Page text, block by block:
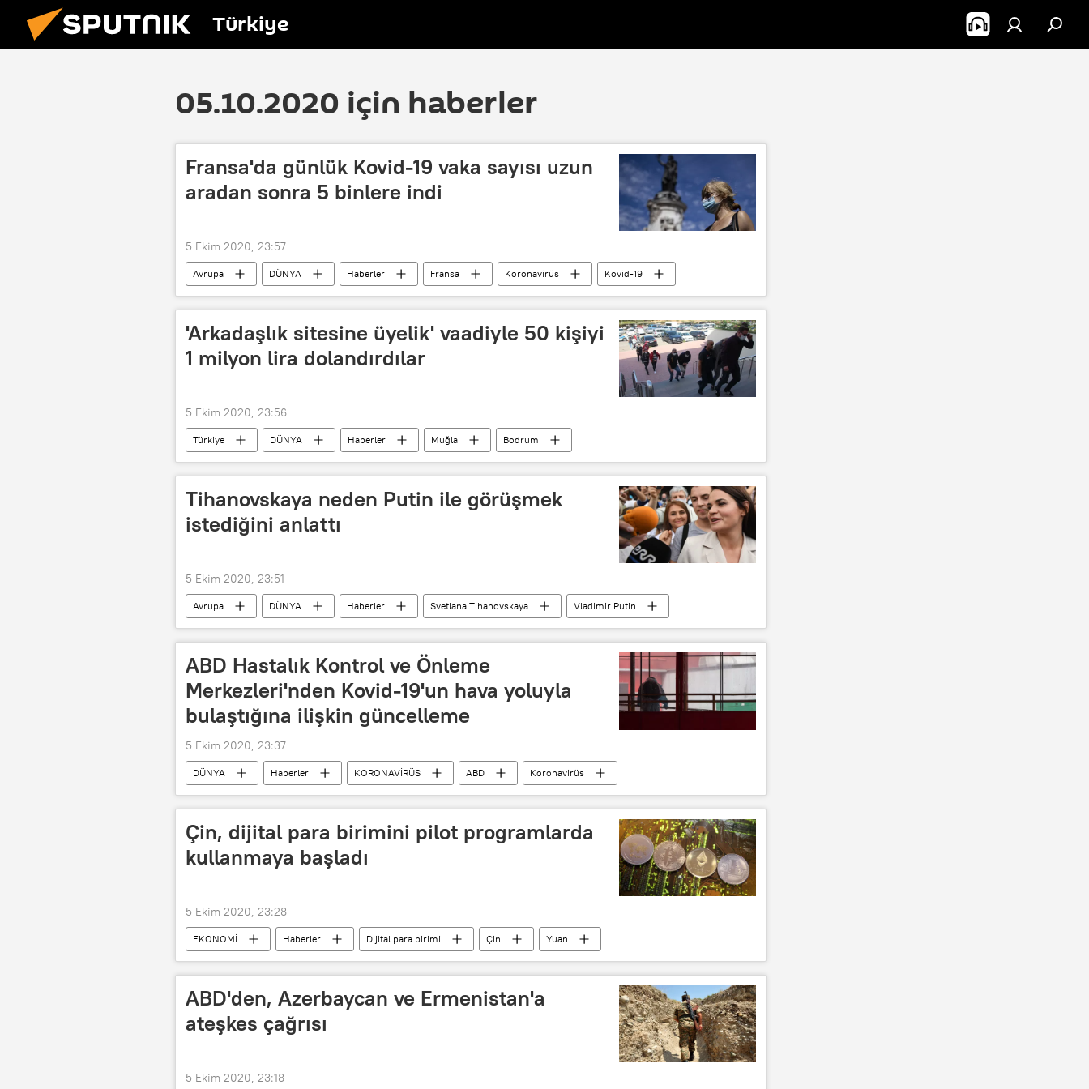
Türkiye
05.10.2020 için haberler
Fransa'da günlük Kovid-19 vaka sayısı uzun
aradan sonra 5 binlere indi
5 Ekim 2020, 23:57
Avrupa DÜNYA Haberler Fransa Koronavirüs
Kovid-19
vaka
Salgın
'Arkadaşlık sitesine üyelik' vaadiyle 50 kişiyi
1 milyon lira dolandırdılar
5 Ekim 2020, 23:56
Türkiye DÜNYA Haberler Muğla
Bodrum
arkadaşlık sitesi
Tihanovskaya neden Putin ile görüşmek
istediğini anlattı
5 Ekim 2020, 23:51
Avrupa DÜNYA Haberler Svetlana Tihanovskaya
Vladimir Putin
Aleksandr Lukaşenko
Belarus
ABD Hastalık Kontrol ve Önleme
Merkezleri'nden Kovid-19'un hava yoluyla
bulaştığına ilişkin güncelleme
5 Ekim 2020, 23:37
DÜNYA Haberler KORONAVİRÜS ABD
Koronavirüs
ABD Hastalık Kontrol ve Önleme Merkezi
Kovid-19 Kılavuz Güncelleme
Çin, dijital para birimini pilot programlarda
kullanmaya başladı
5 Ekim 2020, 23:28
EKONOMİ Haberler Dijital para birimi Çin
Yuan
Çin Merkez Bankası
ABD'den, Azerbaycan ve Ermenistan'a
ateşkes çağrısı
5 Ekim 2020, 23:18